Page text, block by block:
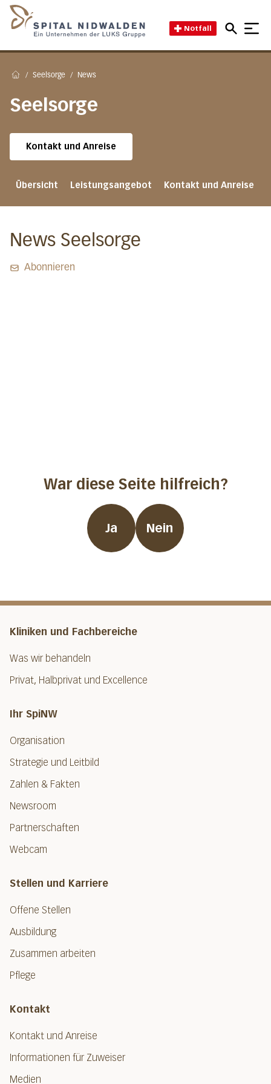
Notfall
/ Seelsorge / News
Seelsorge
Kontakt und Anreise
Übersicht Leistungsangebot Kontakt und Anreise
News Seelsorge
Abonnieren
War diese Seite hilfreich?
Ja Nein
Kliniken und Fachbereiche
Was wir behandeln
Privat, Halbprivat und Excellence
Ihr SpiNW
Organisation
Strategie und Leitbild
Zahlen & Fakten
Newsroom
Partnerschaften
Webcam
Stellen und Karriere
Offene Stellen
Ausbildung
Zusammen arbeiten
Pflege
Kontakt
Kontakt und Anreise
Informationen für Zuweiser
Medien